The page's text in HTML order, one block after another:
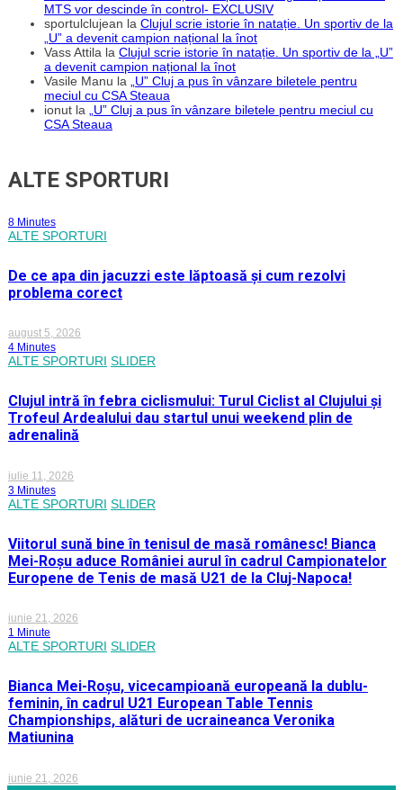
MTS vor descinde în control- EXCLUSIV
sportulclujean la Clujul scrie istorie în natație. Un sportiv de la
„U” a devenit campion național la înot
Vass Attila la Clujul scrie istorie în natație. Un sportiv de la „U”
a devenit campion național la înot
Vasile Manu la
„U” Cluj a pus în vânzare biletele pentru
meciul cu CSA Steaua
ionut la
„U” Cluj a pus în vânzare biletele pentru meciul cu
CSA Steaua
ALTE SPORTURI
8 Minutes
ALTE SPORTURI
De ce apa din jacuzzi este lăptoasă și cum rezolvi
problema corect
august 5, 2026
4 Minutes
ALTE SPORTURI SLIDER
Clujul intră în febra ciclismului: Turul Ciclist al Clujului și
Trofeul Ardealului dau startul unui weekend plin de
adrenalină
iulie 11, 2026
3 Minutes
ALTE SPORTURI SLIDER
Viitorul sună bine în tenisul de masă românesc! Bianca
Mei-Roșu aduce României aurul în cadrul Campionatelor
Europene de Tenis de masă U21 de la Cluj-Napoca!
iunie 21, 2026
1 Minute
ALTE SPORTURI SLIDER
Bianca Mei-Roșu, vicecampioană europeană la dublu-
feminin, în cadrul U21 European Table Tennis
Championships, alături de ucraineanca Veronika
Matiunina
iunie 21, 2026